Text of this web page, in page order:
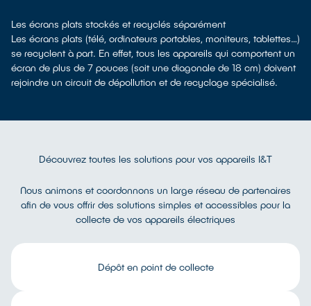
Les écrans plats stockés et recyclés séparément
Les écrans plats (télé, ordinateurs portables, moniteurs, tablettes…)
se recyclent à part. En effet, tous les appareils qui comportent un
écran de plus de 7 pouces (soit une diagonale de 18 cm) doivent
rejoindre un circuit de dépollution et de recyclage spécialisé.
Découvrez toutes les solutions pour vos appareils I&T
Nous animons et coordonnons un large réseau de partenaires
afin de vous offrir des solutions simples et accessibles pour la
collecte de vos appareils électriques
Dépôt en point de collecte